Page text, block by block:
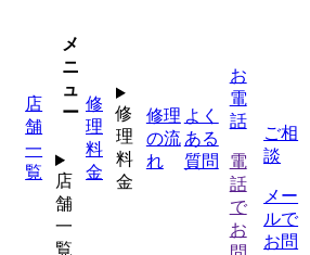
店
舗
一
覧
メ
ニ
ュ
ー
店
舗
一
覧
修
理
料
金
修
理
料
金
修理
の流
れ
よく
ある
質問
お
電
話
電
話
で
お
ご相
談
メー
ルで
お問